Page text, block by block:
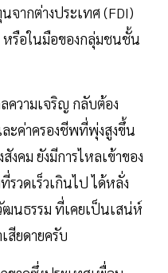
จากต่างประเทศ (FDI)
หรือในมือของกลุ่มชนชั้น
วามเจริญ กลับต้อง
ะค่าครองชีพที่พุ่งสูงขึ้น
งคม ยังมีการไหลเข้าของ
วดเร็วเกินไป ได้หลั่ง
ฒนธรรม ที่เคยเป็นเสน่ห์
สียดายครับ